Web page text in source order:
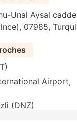
Unal Aysal
07985,
Airport,
(DNZ)